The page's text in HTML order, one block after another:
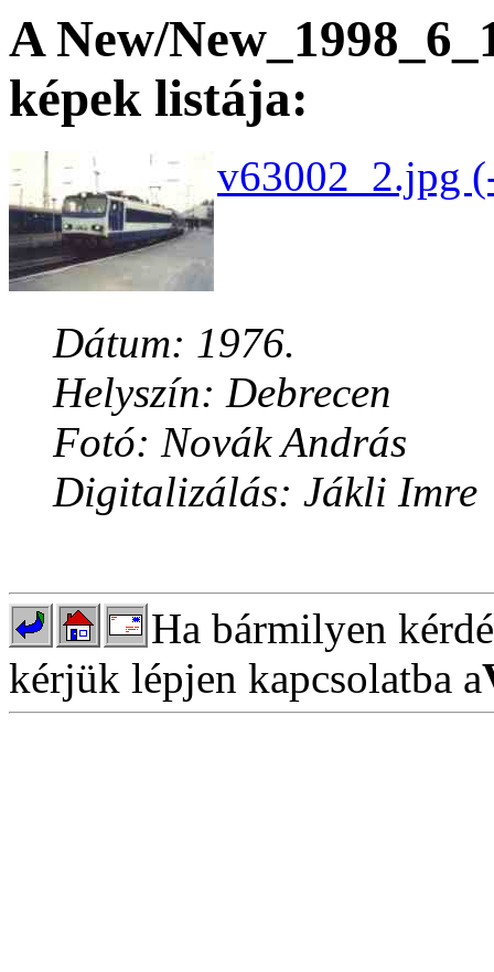
A New/
képek listája:
v63002_2.jpg
Dátum: 1976.
Helyszín: Debrecen
Fotó: Novák András
Digitalizálás: Jákli Imre
Ha bármilyen
kérjük lépjen kapcsolatba a